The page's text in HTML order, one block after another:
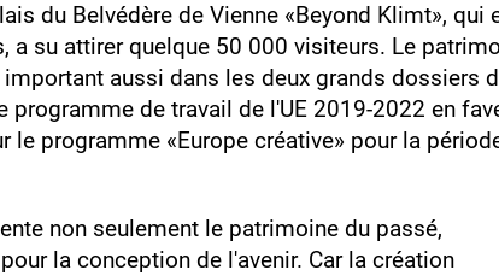
du Belvédère de Vienne «Beyond Klimt», qui
a su attirer quelque 50 000 visiteurs. Le
aussi dans les deux grands dossiers
de travail de l'UE 2019‑2022 en
le programme «Europe créative» pour la
non seulement le patrimoine du passé,
la conception de l'avenir. Car la création